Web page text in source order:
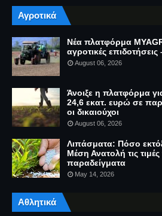
Αγροτικά
Νέα πλατφόρμα
αγροτικές
August 06, 2026
Άνοιξε η πλατφόρμα
24,6 εκατ. ευρώ σε
οι δικαιούχοι
August 06, 2026
Λιπάσματα: Πόσο
Μέση Ανατολή τις
παραδείγματα
May 14, 2026
Αθλητικά